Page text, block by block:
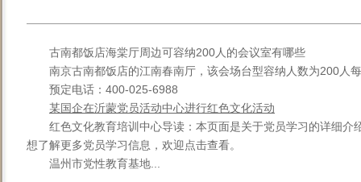
古南都饭店海棠厅周边可容纳200人的会议室有哪些
南京古南都饭店的江南春南厅，该会场台型容纳人数为200
预定电话：400-025-6988
某国企在沂蒙党员活动中心进行红色文化活动
红色文化教育培训中心导读：本页面是关于党员学习的详细介
想了解更多党员学习信息，欢迎点击查看。
温州市党性教育基地...